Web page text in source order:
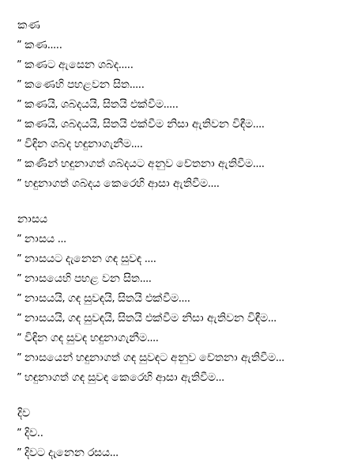
කණ
” කණ…..
” කණට ඇසෙන ශබ්ද…..
” කණෙහි පහළවන සිත…..
” කණයි, ශබ්දයයි, සිතයි එක්වීම…..
” කණයි, ශබ්දයයි, සිතයි එක්වීම නිසා ඇතිවන විඳීම….
” විඳින ශබ්ද හඳුනාගැනීම….
” කණින් හඳුනාගත් ශබ්දයට අනුව චේතනා ඇතිවීම….
” හඳුනාගත් ශබ්දය කෙරෙහි ආසා ඇතිවීම….
නාසය
” නාසය …
” නාසයට දැනෙන ගඳ සුවඳ ….
” නාසයෙහි පහළ වන සිත….
” නාසයයි, ගඳ සුවඳයි, සිතයි එක්වීම….
” නාසයයි, ගඳ සුවඳයි, සිතයි එක්වීම නිසා ඇතිවන විඳීම…
” විඳින ගඳ සුවඳ හඳුනාගැනීම….
” නාසයෙන් හඳුනාගත් ගඳ සුවඳට අනුව චේතනා ඇතිවීම…
” හඳුනාගත් ගඳ සුවඳ කෙරෙහි ආසා ඇතිවීම…
දිව
” දිව..
” දිවට දැනෙන රසය…